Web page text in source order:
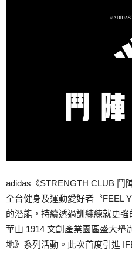
adidas《STRENGTH CLUB 鬥
全台健身及運動愛好者〝FEEL
的潛能，持續透過訓練練就更
華山 1914 文創產業園區盛大舉
地》系列活動。此次首度引進